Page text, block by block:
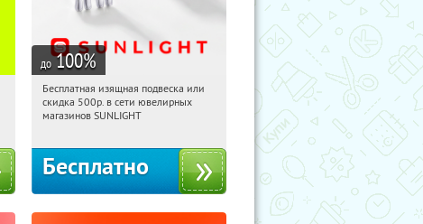
до 100%
01:31:55 Получили:
Россия
Бесплатная изящная подвеска или
скидка 500р. в сети ювелирных
магазинов SUNLIGHT
Бесплатно